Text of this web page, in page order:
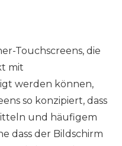
Touchscreens, die
mit
werden können,
so konzipiert, dass
und häufigem
dass der Bildschirm